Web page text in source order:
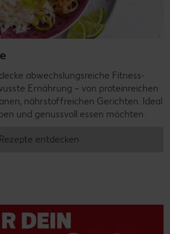
abwechslungsreiche Fitness-
Ernährung – von proteinreichen
nährstoffreichen Gerichten. Ideal
und genussvoll essen möchten.
Rezepte entdecken